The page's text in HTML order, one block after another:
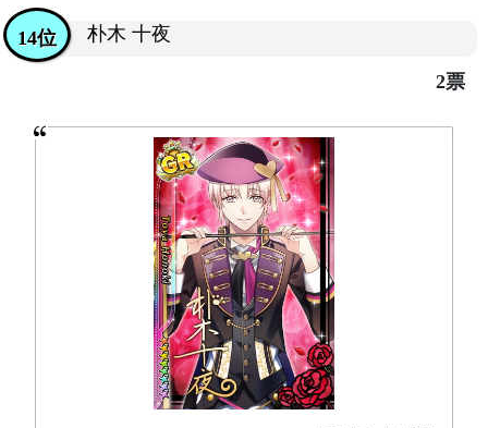
朴木 十夜
14位
2票